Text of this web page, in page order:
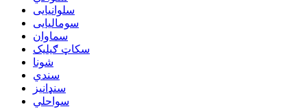
سلوانیایی
سومالیایی
سماوان
سکاټ ګیلیک
شونا
سندي
سنډانیز
سواحلي